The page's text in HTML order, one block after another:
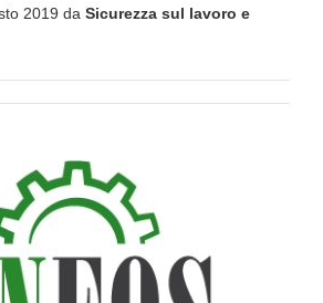
2019 da Sicurezza sul lavoro e